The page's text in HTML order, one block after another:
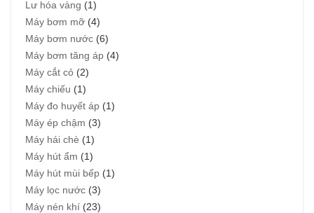
Lư hóa vàng (1)
Máy bơm mỡ (4)
Máy bơm nước (6)
Máy bơm tăng áp (4)
Máy cắt cỏ (2)
Máy chiếu (1)
Máy đo huyết áp (1)
Máy ép chậm (3)
Máy hái chè (1)
Máy hút ẩm (1)
Máy hút mùi bếp (1)
Máy lọc nước (3)
Máy nén khí (23)